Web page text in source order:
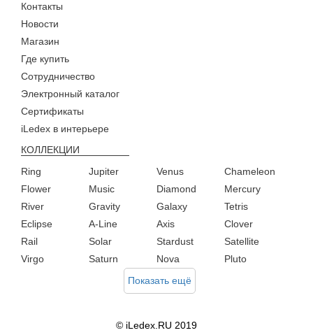
Контакты
Новости
Магазин
Где купить
Сотрудничество
Электронный каталог
Сертификаты
iLedex в интерьере
КОЛЛЕКЦИИ
Ring
Flower
Jupiter
Music
Venus
Diamond
Chameleon
Mercury
River
Eclipse
Gravity
A-Line
Galaxy
Axis
Tetris
Clover
Rail
Virgo
Solar
Saturn
Stardust
Nova
Satellite
Pluto
Показать ещё
© iLedex.RU 2019